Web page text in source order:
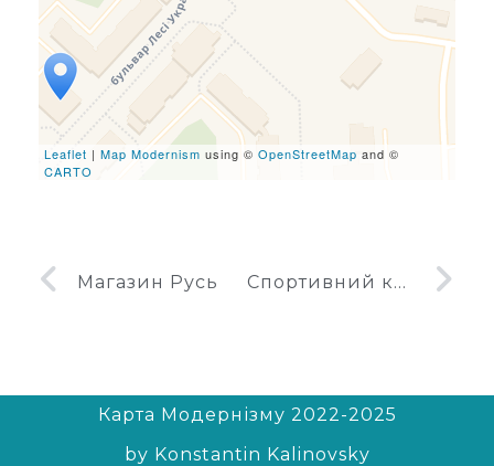
Leaflet | Map Modernism using © OpenStreetMap and ©
CARTO
Магазин Русь Спортивний комплекс Тбіліський
Карта Модернізму 2022-2025
by Konstantin Kalinovsky